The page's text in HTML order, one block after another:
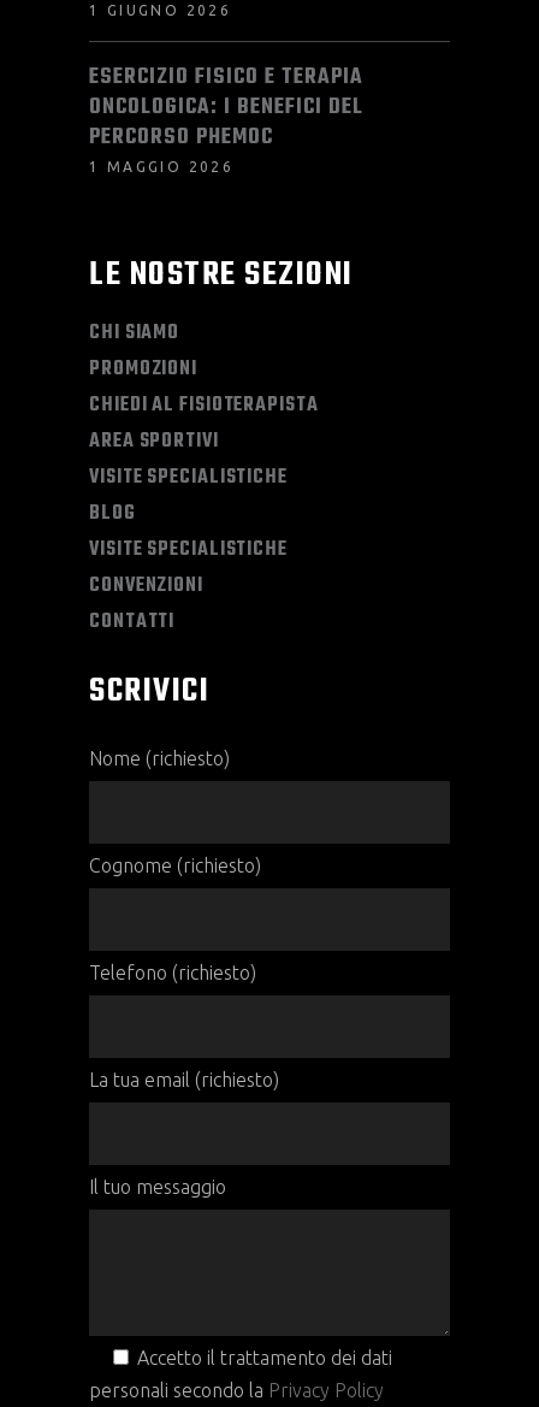
1 GIUGNO 2026
ESERCIZIO FISICO E TERAPIA
ONCOLOGICA: I BENEFICI DEL
PERCORSO PHEMOC
1 MAGGIO 2026
LE NOSTRE SEZIONI
CHI SIAMO
PROMOZIONI
CHIEDI AL FISIOTERAPISTA
AREA SPORTIVI
VISITE SPECIALISTICHE
BLOG
VISITE SPECIALISTICHE
CONVENZIONI
CONTATTI
SCRIVICI
Nome (richiesto)
Cognome (richiesto)
Telefono (richiesto)
La tua email (richiesto)
Il tuo messaggio
Accetto il trattamento dei dati
personali secondo la Privacy Policy